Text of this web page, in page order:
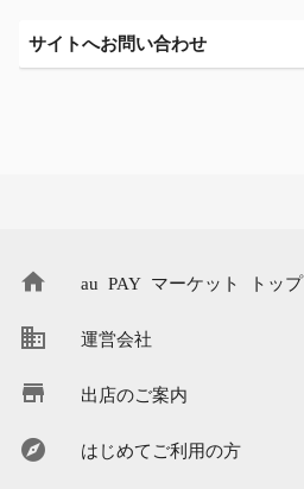
サイトへお問い合わせ
au PAY マーケット トップ
運営会社
出店のご案内
はじめてご利用の方